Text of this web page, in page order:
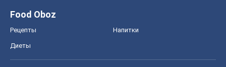
Food Oboz
Рецепты Напитки
Диеты